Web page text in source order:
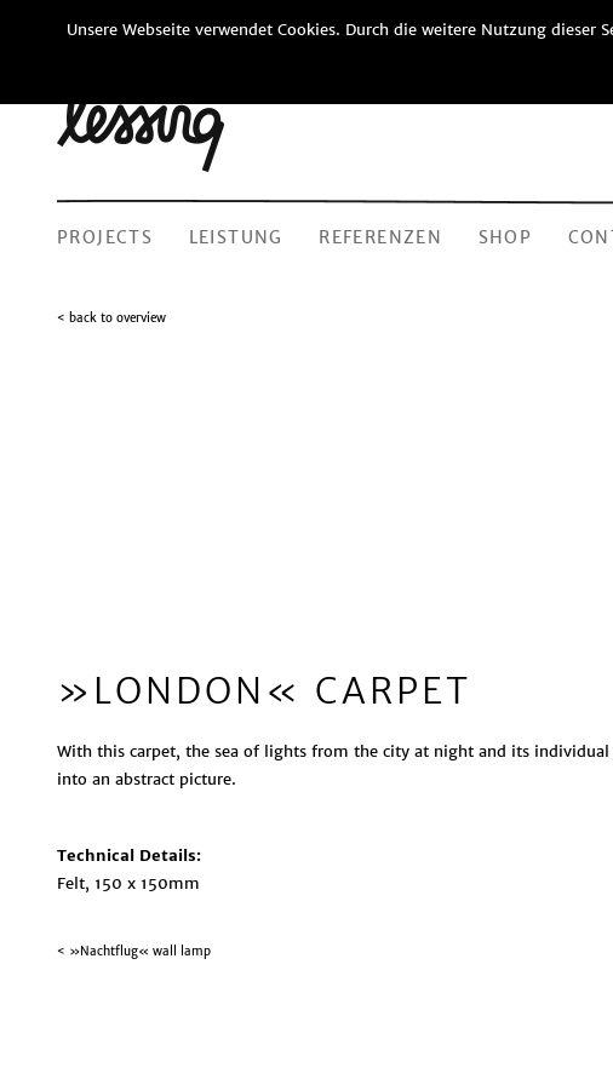
PROJECTS LEISTUNG REFERENZEN SHOP
< back to overview
»LONDON« CARPET
With this carpet, the sea of lights from the city at night and its
into an abstract picture.
Technical Details:
Felt, 150 x 150mm
< »Nachtflug« wall lamp
Unsere Webseite verwendet Cookies. Durch die weitere Nutzung